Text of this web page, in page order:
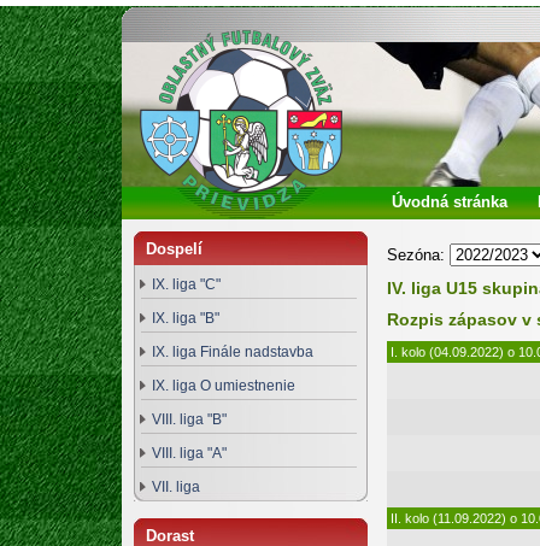
Oblastný futbalový zväz Prievidza
Úvodná stránka
Dospelí
IX. liga "C"
IX. liga "B"
IX. liga Finále nadstavba
IX. liga O umiestnenie
VIII. liga "B"
VIII. liga "A"
VII. liga
Dorast
Sezóna:
IV. liga U15
Rozpis zápasov v
I. kolo (04.09.2022) o
II. kolo (11.09.2022) o